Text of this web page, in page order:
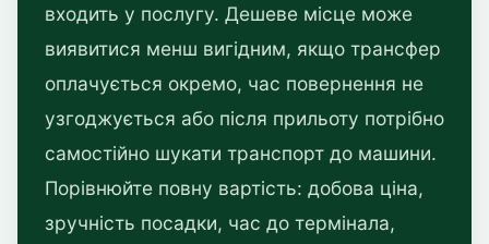
входить у послугу. Дешеве місце може
виявитися менш вигідним, якщо трансфер
оплачується окремо, час повернення не
узгоджується або після прильоту потрібно
самостійно шукати транспорт до машини.
Порівнюйте повну вартість: добова ціна,
зручність посадки, час до термінала,